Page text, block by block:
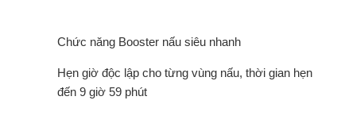
Chức năng Booster nấu siêu nhanh
Hẹn giờ độc lập cho từng vùng nấu, thời gian hẹn
đến 9 giờ 59 phút